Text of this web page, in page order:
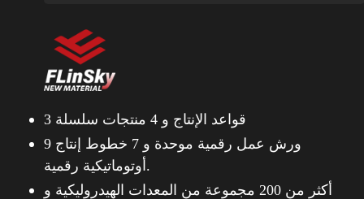
3 قواعد الإنتاج و4 منتجات سلسلة
9 ورش عمل رقمية موحدة و
7 خطوط إنتاج
أوتوماتيكية رقمية.
أكثر من 200 مجموعة من المعدات الهيدروليكية و